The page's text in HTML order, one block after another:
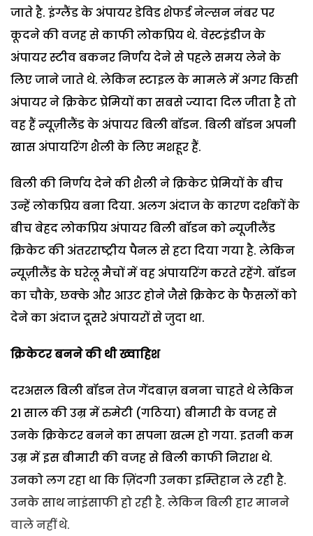
जाते है. इंग्लैंड के अंपायर डेविड शेफर्ड नेल्सन नंबर पर
कूदने की वजह से काफी लोकप्रिय थे. वेस्टइंडीज के
अंपायर स्टीव बकनर निर्णय देने से पहले समय लेने के
लिए जाने जाते थे. लेकिन स्टाइल के मामले में अगर किसी
अंपायर ने क्रिकेट प्रेमियों का सबसे ज्यादा दिल जीता है तो
वह हैं न्यूज़ीलैंड के अंपायर बिली बॉडन. बिली बॉडन अपनी
खास अंपायरिंग शैली के लिए मशहूर हैं.
बिली की निर्णय देने की शैली ने क्रिकेट प्रेमियों के बीच
उन्हें लोकप्रिय बना दिया. अलग अंदाज के कारण दर्शकों के
बीच बेहद लोकप्रिय अंपायर बिली बॉडन को न्यूजीलैंड
क्रिकेट की अंतरराष्ट्रीय पैनल से हटा दिया गया है. लेकिन
न्यूज़ीलैंड के घरेलू मैचों में वह अंपायरिंग करते रहेंगे. बॉडन
का चौके, छक्के और आउट होने जैसे क्रिकेट के फैसलों को
देने का अंदाज दूसरे अंपायरों से जुदा था.
क्रिकेटर बनने की थी ख्‍वाहिश
दरअसल बिली बॉडन तेज गेंदबाज़ बनना चाहते थे लेकिन
21 साल की उम्र में रुमेटी (गठिया) बीमारी के वजह से
उनके क्रिकेटर बनने का सपना खत्म हो गया. इतनी कम
उम्र में इस बीमारी की वजह से बिली काफी निराश थे.
उनको लग रहा था कि ज़िंदगी उनका इम्तिहान ले रही है.
उनके साथ नाइंसाफी हो रही है. लेकिन बिली हार मानने
वाले नहीं थे.